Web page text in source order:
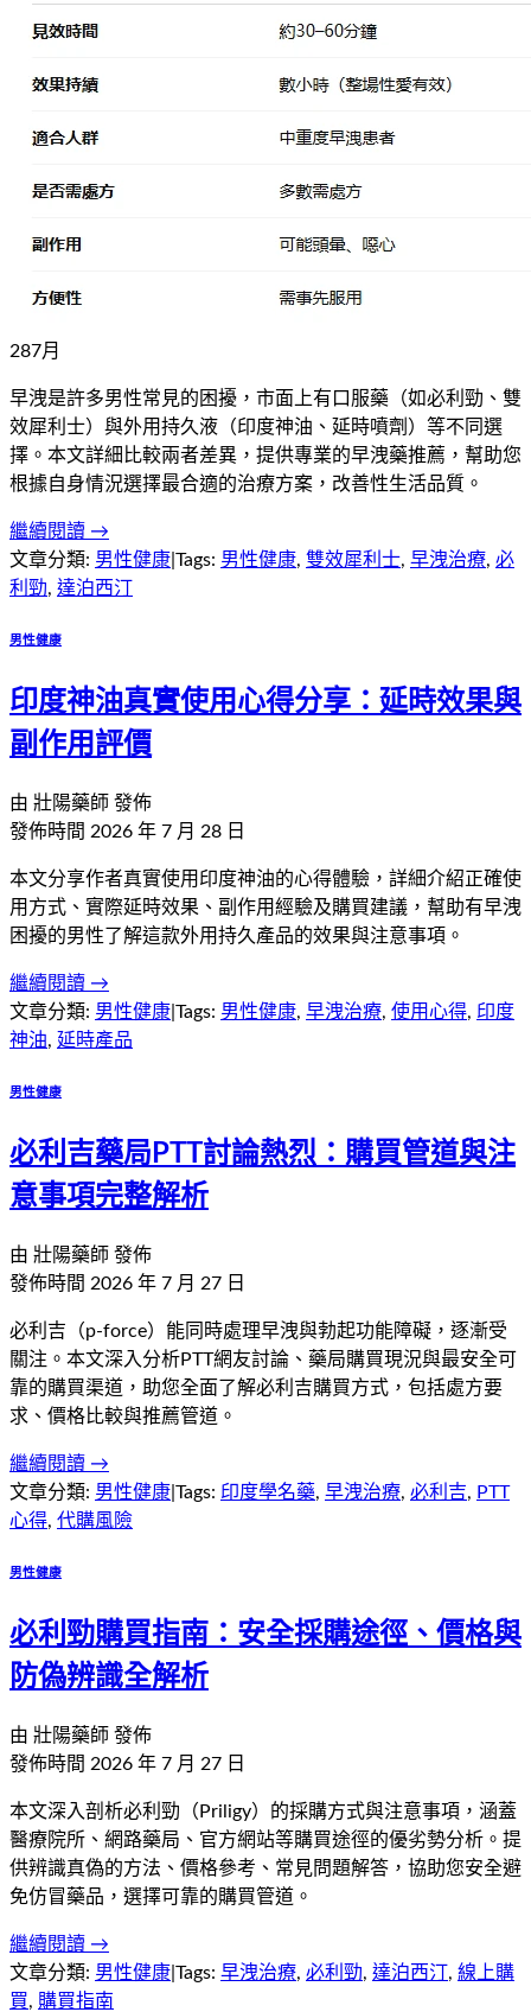
287月
早洩是許多男性常見的困擾，市面上有口服藥（如必利勁、雙
效犀利士）與外用持久液（印度神油、延時噴劑）等不同選
擇。本文詳細比較兩者差異，提供專業的早洩藥推薦，幫助您
根據自身情況選擇最合適的治療方案，改善性生活品質。
繼續閱讀 →
文章分類: 男性健康 Tags: 男性健康, 雙效犀利士, 早洩治療, 必
利勁, 達泊西汀
男性健康
印度神油真實使用心得分享：延時效果與
副作用評價
由 壯陽藥師 發佈
發佈時間 2026 年 7 月 28 日
本文分享作者真實使用印度神油的心得體驗，詳細介紹正確使
用方式、實際延時效果、副作用經驗及購買建議，幫助有早洩
困擾的男性了解這款外用持久產品的效果與注意事項。
繼續閱讀 →
文章分類: 男性健康 Tags: 男性健康, 早洩治療, 使用心得, 印度
神油, 延時產品
男性健康
必利吉藥局PTT討論熱烈：購買管道與注
意事項完整解析
由 壯陽藥師 發佈
發佈時間 2026 年 7 月 27 日
必利吉（p-force）能同時處理早洩與勃起功能障礙，逐漸受
關注。本文深入分析PTT網友討論、藥局購買現況與最安全可
靠的購買渠道，助您全面了解必利吉購買方式，包括處方要
求、價格比較與推薦管道。
繼續閱讀 →
文章分類: 男性健康 Tags: 印度學名藥, 早洩治療, 必利吉, PTT
心得, 代購風險
男性健康
必利勁購買指南：安全採購途徑、價格與
防偽辨識全解析
由 壯陽藥師 發佈
發佈時間 2026 年 7 月 27 日
本文深入剖析必利勁（Priligy）的採購方式與注意事項，涵蓋
醫療院所、網路藥局、官方網站等購買途徑的優劣勢分析。提
供辨識真偽的方法、價格參考、常見問題解答，協助您安全避
免仿冒藥品，選擇可靠的購買管道。
繼續閱讀 →
文章分類: 男性健康 Tags: 早洩治療, 必利勁, 達泊西汀, 線上購
買, 購買指南